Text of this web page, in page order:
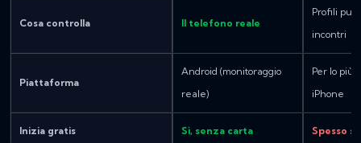
Cosa controlla Il telefono reale
Profili
incontri
Piattaforma
Android (monitoraggio
reale)
Per lo più
iPhone
Inizia gratis Sì, senza carta Spesso